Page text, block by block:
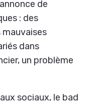
de
: des
mauvaises
dans
un problème
sociaux, le bad